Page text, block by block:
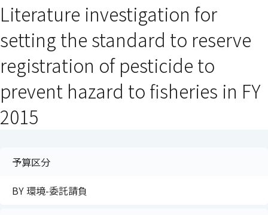
ウで開きます）
ンドウで開きます）
ウインドウで開きます）
Literature investigation for
setting the standard to reserve
registration of pesticide to
prevent hazard to fisheries in FY
2015
予算区分
BY 環境-委託請負